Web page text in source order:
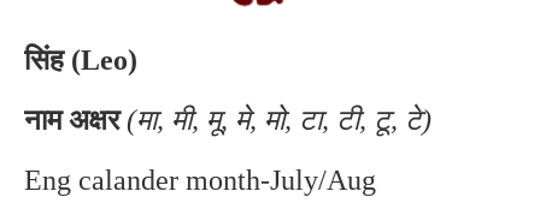
सिंह (Leo)
नाम अक्षर (मा, मी, मू, मे, मो, टा, टी, टू, टे)
Eng calander month-July/Aug